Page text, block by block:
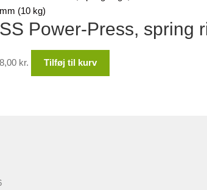
Power-Press, spring
kr. Tilføj til kurv